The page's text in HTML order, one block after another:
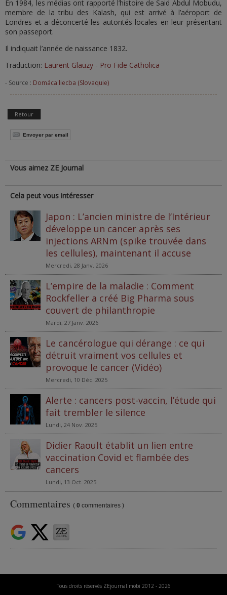
En 1984, les médias ont rapporté l’histoire de Said Abdul Mobudu,
membre de la tribu des Kalash, qui est arrivé à l’aéroport de
Londres et a déconcerté les autorités locales en leur présentant
son passeport.
Il indiquait l’année de naissance 1832.
Traduction: Laurent Glauzy - Pro Fide Catholica
- Source : Domáca liecba (Slovaquie)
Retour
Envoyer par email
Vous aimez ZE Journal
Cela peut vous intéresser
Japon : L’ancien ministre de l’Intérieur
développe un cancer après ses
injections ARNm (spike trouvée dans
les cellules), maintenant il accuse
Mercredi, 28 Janv. 2026
L’empire de la maladie : Comment
Rockfeller a créé Big Pharma sous
couvert de philanthropie
Mardi, 27 Janv. 2026
Le cancérologue qui dérange : ce qui
détruit vraiment vos cellules et
provoque le cancer (Vidéo)
Mercredi, 10 Déc. 2025
Alerte : cancers post-vaccin, l’étude qui
fait trembler le silence
Lundi, 24 Nov. 2025
Didier Raoult établit un lien entre
vaccination Covid et flambée des
cancers
Lundi, 13 Oct. 2025
Commentaires ( 0 commentaires )
Tous droits réservés ZEjournal.mobi 2012 - 2026